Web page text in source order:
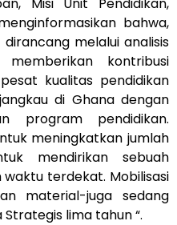
bahwa,
melalui analisis
kontribusi
kualitas pendidikan
di Ghana dengan
program pendidikan.
meningkatkan jumlah
mendirikan sebuah
terdekat. Mobilisasi
material-juga sedang
lima tahun “.